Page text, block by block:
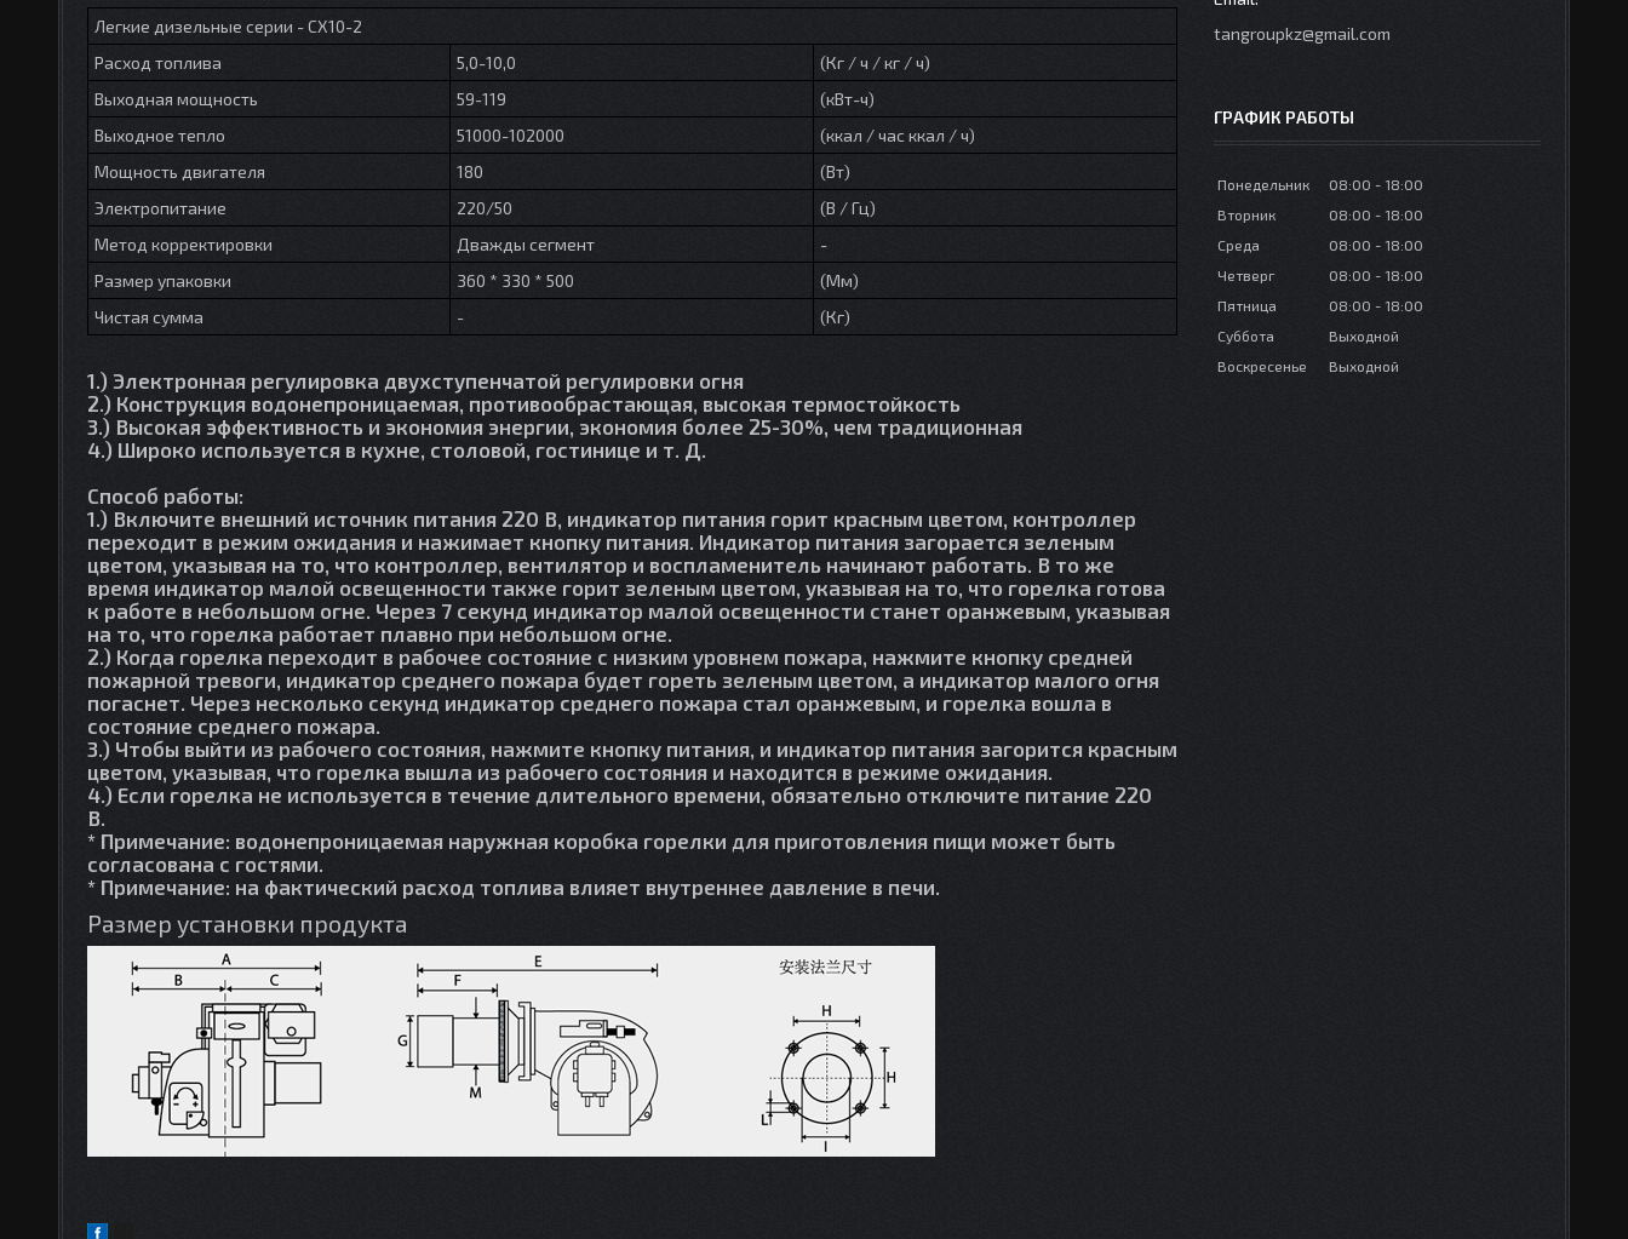
Легкие дизельные серии - CX10-2
Расход топлива
5,0-10,0
(Кг / ч / кг / ч)
Выходная мощность
59-119
(кВт-ч)
Выходное тепло
51000-102000
(ккал / час ккал / ч)
Мощность двигателя
180
(Вт)
Электропитание
220/50
(В / Гц)
Метод корректировки
Дважды сегмент
-
Размер упаковки
360 * 330 * 500
(Мм)
Чистая сумма
- (Кг)
1.) Электронная регулировка двухступенчатой регулировки огня
2.) Конструкция водонепроницаемая, противообрастающая, высокая термостойкость
3.) Высокая эффективность и экономия энергии, экономия более 25-30%, чем традиционная
4.) Широко используется в кухне, столовой, гостинице и т. Д.
Способ работы:
1.) Включите внешний источник питания 220 В, индикатор питания горит красным цветом, контроллер
переходит в режим ожидания и нажимает кнопку питания. Индикатор питания загорается зеленым
цветом, указывая на то, что контроллер, вентилятор и воспламенитель начинают работать. В то же
время индикатор малой освещенности также горит зеленым цветом, указывая на то, что горелка готова
к работе в небольшом огне. Через 7 секунд индикатор малой освещенности станет оранжевым, указывая
на то, что горелка работает плавно при небольшом огне.
2.) Когда горелка переходит в рабочее состояние с низким уровнем пожара, нажмите кнопку средней
пожарной тревоги, индикатор среднего пожара будет гореть зеленым цветом, а индикатор малого огня
погаснет. Через несколько секунд индикатор среднего пожара стал оранжевым, и горелка вошла в
состояние среднего пожара.
3.) Чтобы выйти из рабочего состояния, нажмите кнопку питания, и индикатор питания загорится красным
цветом, указывая, что горелка вышла из рабочего состояния и находится в режиме ожидания.
4.) Если горелка не используется в течение длительного времени, обязательно отключите питание 220
В.
* Примечание: водонепроницаемая наружная коробка горелки для приготовления пищи может быть
согласована с гостями.
* Примечание: на фактический расход топлива влияет внутреннее давление в печи.
Размер установки продукта
tangroupkz@gmail.com
ГРАФИК РАБОТЫ
Понедельник 08:00
18:00
Вторник
08:00
18:00
Среда
08:00
18:00
Четверг
08:00
18:00
Пятница
08:00
18:00
Суббота
Выходной
Воскресенье
Выходной